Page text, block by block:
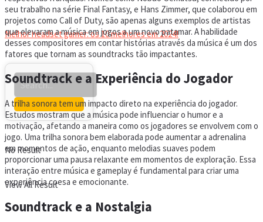
Melhor headset gamer: os 10 melhores em 2024!
No Result
View All Result
seu trabalho na série Final Fantasy, e Hans Zimmer, que colaborou em
projetos como Call of Duty, são apenas alguns exemplos de artistas
que elevaram a música em jogos a um novo patamar. A habilidade
desses compositores em contar histórias através da música é um dos
fatores que tornam as soundtracks tão impactantes.
Soundtrack e a Experiência do Jogador
A trilha sonora tem um impacto direto na experiência do jogador.
Estudos mostram que a música pode influenciar o humor e a
motivação, afetando a maneira como os jogadores se envolvem com o
jogo. Uma trilha sonora bem elaborada pode aumentar a adrenalina
em momentos de ação, enquanto melodias suaves podem
proporcionar uma pausa relaxante em momentos de exploração. Essa
interação entre música e gameplay é fundamental para criar uma
experiência coesa e emocionante.
Soundtrack e a Nostalgia